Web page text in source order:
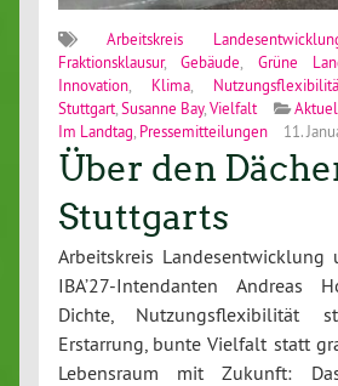
Arbeitskreis
Fraktionsklausur,Gebäude Grüne
Innovation
Klima
Stuttgart ,Susanne Bay,Vielfalt
Im Landtag Pressemitteilungen 11.
Über den
Stuttgarts
Arbeitskreis
IBA’27-Intendanten Andreas
Dichte, Nutzungsflexibilität
Erstarrung, bunte Vielfalt statt
Lebensraum mit Zukunft: